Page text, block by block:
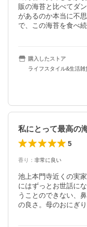
販の海苔と比べてダ
があるのか本当に不
購入したストア
ライフスタイル&生活雑
私にとって最高の
5
香り ： 非常に良い
池上本門寺近くの実
にはずっとお世話に
うことのできない、
の良さ。母のおにぎ